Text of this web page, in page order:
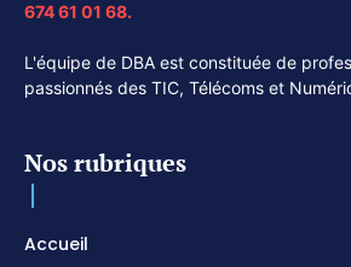
674 61 01 68.
L'équipe de DBA est constituée de
passionnés des TIC, Télécoms et
Nos rubriques
Accueil